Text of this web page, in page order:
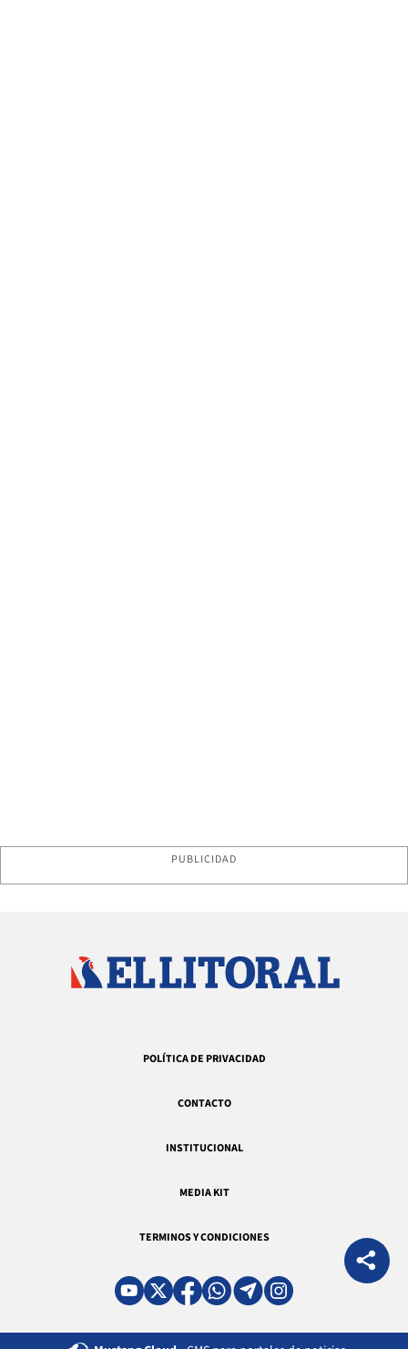
PUBLICIDAD
POLÍTICA DE PRIVACIDAD
CONTACTO
INSTITUCIONAL
MEDIA KIT
TERMINOS Y CONDICIONES